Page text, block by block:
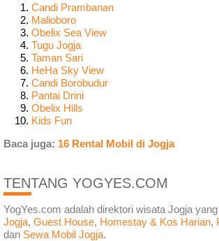
Candi Prambanan
Malioboro
Obelix Sea View
Tugu Jogja
Taman Sari
HeHa Sky View
Candi Borobudur
Pantai Drini
Obelix Hills
Kids Fun
Baca juga: 16 Rental Mobil di Jogja
TENTANG YOGYES.COM
YogYes.com adalah direktori wisata Jogja
Jogja, Guest House, Homestay & Kos Harian,
dan Sewa Mobil Jogja.